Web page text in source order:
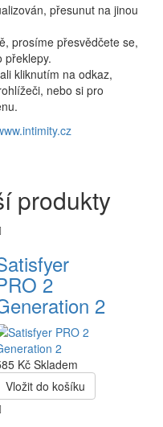
přesunut na jinou
prosíme přesvědčete se,
překlepy.
kliknutím na odkaz,
nebo si pro
produkty
2
2
KčSkladem
Vložit do košíku